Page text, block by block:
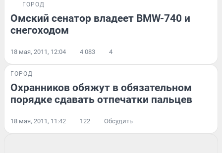
ГОРОД
Омский сенатор владеет BMW-740 и
снегоходом
18 мая, 2011, 12:04 4 083 4
ГОРОД
Охранников обяжут в обязательном
порядке сдавать отпечатки пальцев
18 мая, 2011, 11:42 122 Обсудить